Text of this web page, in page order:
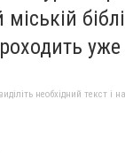
уже
необхідний текст і